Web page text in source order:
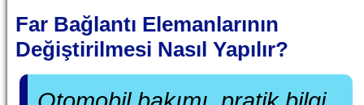
Far Bağlantı Elemanlarının
Değiştirilmesi Nasıl Yapılır?